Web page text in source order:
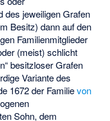
des jeweiligen Grafen
Besitz) dann auf den
Familienmitglieder
(meist) schlicht
besitzloser Grafen
Variante des
1672 der Familievon
Sohn, dem